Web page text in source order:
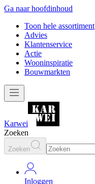
Ga naar hoofdinhoud
Toon hele assortiment
Advies
Klantenservice
Actie
Wooninspiratie
Bouwmarkten
Karwei
Zoeken
Zoeken
Inloggen